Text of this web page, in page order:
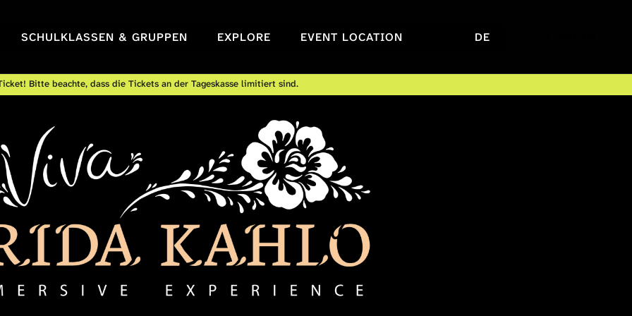
SCHULKLASSEN & GRUPPEN EXPLORE EVENT LOCATION DE
Bitte beachte, dass die Tickets an der Tageskasse limitiert sind.